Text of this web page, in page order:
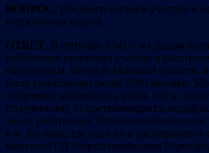
ВОПРОС. Покажите о своем участии в
истреблении евреев.
ОТВЕТ. В сентябре 1941 г. я с рядом
работников принимал участие в
населения м. Бегомль Минской области,
было уничтожено около 1000 человек.
злодеянии заключалось в том, что я
полученному от орсткоменданта,
числа работников Управления
в м. Бегомль, где сдал их в распоряжение
минского СД оберштурмфюрера